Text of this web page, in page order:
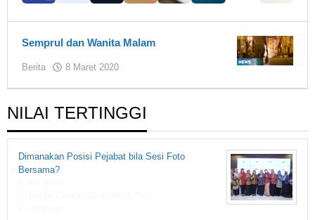
Semprul dan Wanita Malam
Berita 8 Maret 2020
NILAI TERTINGGI
Dimanakan Posisi Pejabat bila Sesi Foto
Bersama?